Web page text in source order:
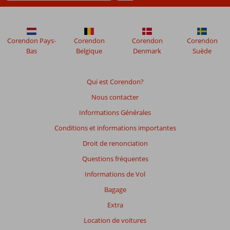
48
ne
sont
plus
Qui est Corendon?
Nous contacter
Informations Générales
Conditions et informations importantes
Droit de renonciation
Questions fréquentes
Informations de Vol
Bagage
Extra
Location de voitures
Corendon Pays-
Bas
Corendon
Belgique
Corendon
Denmark
Corendon
Suède